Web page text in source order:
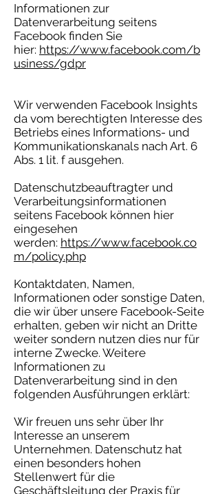
Informationen zur
Datenverarbeitung seitens
Facebook finden Sie
hier: https://www.facebook.com/b
usiness/gdpr
Wir verwenden Facebook Insights
da vom berechtigten Interesse des
Betriebs eines Informations- und
Kommunikationskanals nach Art. 6
Abs. 1 lit. f ausgehen.
Datenschutzbeauftragter und
Verarbeitungsinformationen
seitens Facebook können hier
eingesehen
werden: https://www.facebook.co
m/policy.php
Kontaktdaten, Namen,
Informationen oder sonstige Daten,
die wir über unsere Facebook-Seite
erhalten, geben wir nicht an Dritte
weiter sondern nutzen dies nur für
interne Zwecke. Weitere
Informationen zu
Datenverarbeitung sind in den
folgenden Ausführungen erklärt:
Wir freuen uns sehr über Ihr
Interesse an unserem
Unternehmen. Datenschutz hat
einen besonders hohen
Stellenwert für die
Geschäftsleitung der Praxis für